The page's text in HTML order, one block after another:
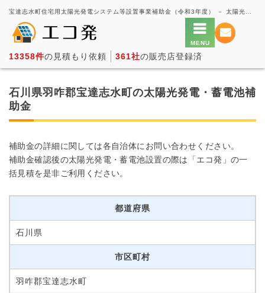
13358件の見積もり依頼 361社の販売店登録済
石川県羽咋郡宝達志水町の太陽光発電・蓄電池補
助金
補助金の詳細に関しては各自治体にお問い合わせください。
補助金確認後の太陽光発電・蓄電池設置の際は「エコ発」の一
括見積を是非ご利用ください。
都道府県
石川県
市区町村
羽咋郡宝達志水町